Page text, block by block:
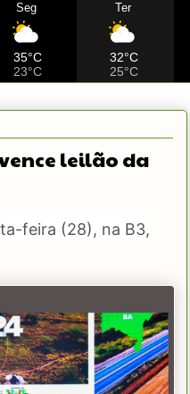
Seg
35°C
23°C
Ter
32°C
25°C
leilão da
feira (28), na B3,